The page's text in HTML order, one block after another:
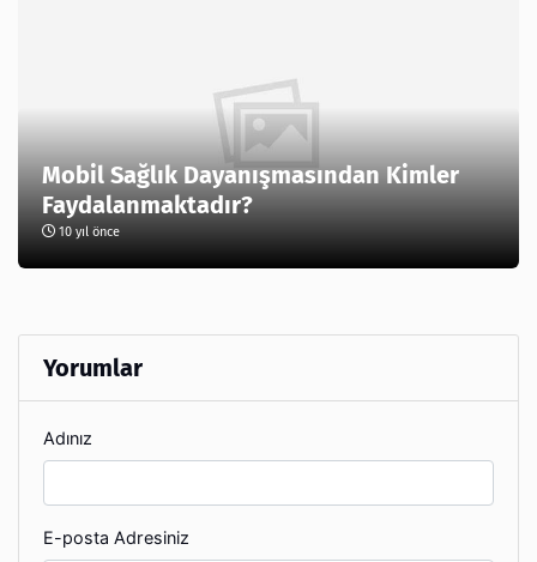
Mobil Sağlık Dayanışmasından Kimler
Faydalanmaktadır?
10 yıl önce
Yorumlar
Adınız
E-posta Adresiniz